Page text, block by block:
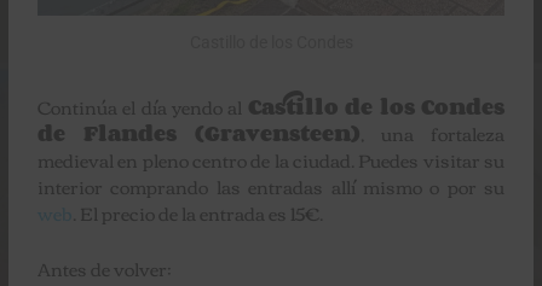
Continúa el día yendo al Castillo de los Condes
de Flandes (Gravensteen) , una fortaleza
medieval en pleno centro de la ciudad. Puedes visitar su
interior comprando las entradas allí mismo o por su
. El precio de la entrada es 15€.
Antes de volver: